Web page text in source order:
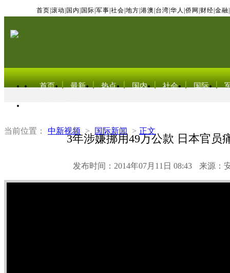
首页 滚动 国内 国际 军事 社会 地方 港澳 台湾 华人 侨网 财经 金融
首页 最新 热点 国内 社会 国际
当前位置： 中新视频 > 国际新闻 > 正文
3年涉嫌挪用49万公款 日本官员
发布时间：2014年07月11日 08:43 来源：